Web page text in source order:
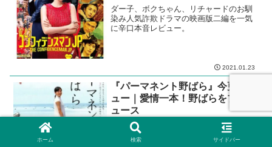
ダー子、ボクちゃん、リチャードのお馴
染み人気詐欺ドラマの映画版二編を一気
に辛口本音レビュー。
2021.01.23
『パーマネント野ばら』今更レビ
ュー｜愛情一本！野ばらをプロデ
ュース
吉田大八監督が西原理恵子の原作コミッ
クを実写映画化。パンチパーマ常連客の
過激な会話の奥にあるもの
ホーム 検索 サイドバー